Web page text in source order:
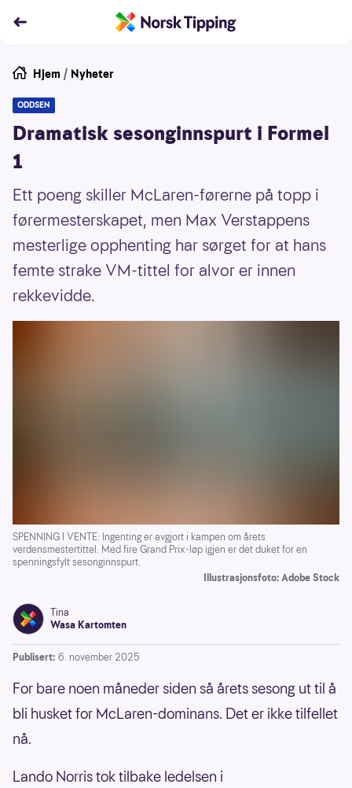
Hjem / Nyheter
ODDSEN
Dramatisk sesonginnspurt i Formel
1
Ett poeng skiller McLaren-førerne på topp i
førermesterskapet, men Max Verstappens
mesterlige opphenting har sørget for at hans
femte strake VM-tittel for alvor er innen
rekkevidde.
SPENNING I VENTE: Ingenting er avgjort i kampen om årets
verdensmestertittel. Med fire Grand Prix-løp igjen er det duket for en
spenningsfylt sesonginnspurt.
Illustrasjonsfoto: Adobe Stock
Tina
Wasa Kartomten
Publisert: 6. november 2025
For bare noen måneder siden så årets sesong ut til å
bli husket for McLaren-dominans. Det er ikke tilfellet
nå.
Lando Norris tok tilbake ledelsen i